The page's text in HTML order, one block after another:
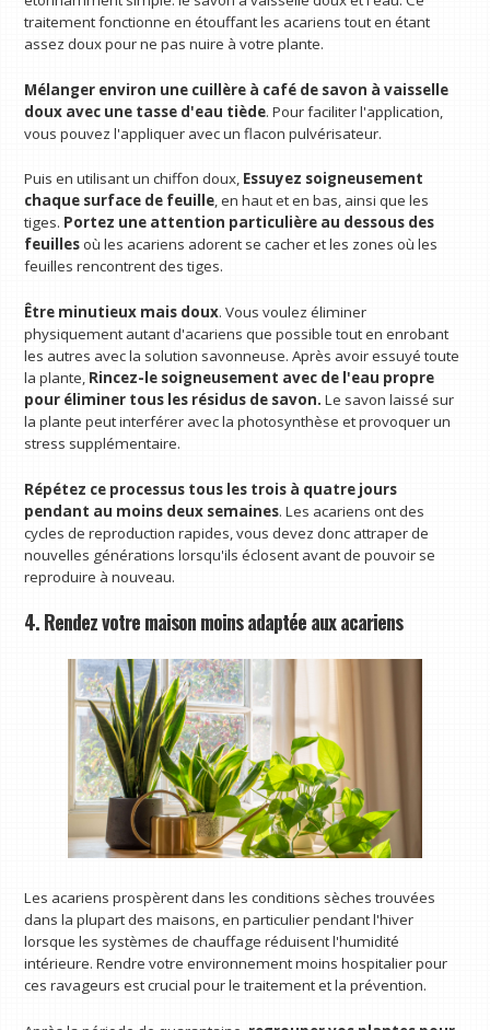
traitement fonctionne en étouffant les acariens tout en étant
assez doux pour ne pas nuire à votre plante.
Mélanger environ une cuillère à café de savon à vaisselle
doux avec une tasse d'eau tiède. Pour faciliter l'application,
vous pouvez l'appliquer avec un flacon pulvérisateur.
Puis en utilisant un chiffon doux, Essuyez soigneusement
chaque surface de feuille,en haut et en bas, ainsi que les
tiges. Portez une attention particulière au dessous des
feuillesoù les acariens adorent se cacher et les zones où les
feuilles rencontrent des tiges.
Être minutieux mais doux. Vous voulez éliminer
physiquement autant d'acariens que possible tout en enrobant
les autres avec la solution savonneuse. Après avoir essuyé toute
la plante, Rincez-le soigneusement avec de l'eau propre
pour éliminer tous les résidus de savon. Le savon laissé sur
la plante peut interférer avec la photosynthèse et provoquer un
stress supplémentaire.
Répétez ce processus tous les trois à quatre jours
pendant au moins deux semaines. Les acariens ont des
cycles de reproduction rapides, vous devez donc attraper de
nouvelles générations lorsqu'ils éclosent avant de pouvoir se
reproduire à nouveau.
4. Rendez votre maison moins adaptée aux acariens
Les acariens prospèrent dans les conditions sèches trouvées
dans la plupart des maisons, en particulier pendant l'hiver
lorsque les systèmes de chauffage réduisent l'humidité
intérieure. Rendre votre environnement moins hospitalier pour
ces ravageurs est crucial pour le traitement et la prévention.